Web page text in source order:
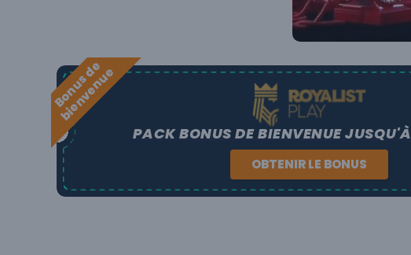
B
o
n
u
s
d
e
b
i
e
n
v
e
n
u
e
PACK BONUS DE BIENVENUE JUSQU'À
OBTENIR LE BONUS